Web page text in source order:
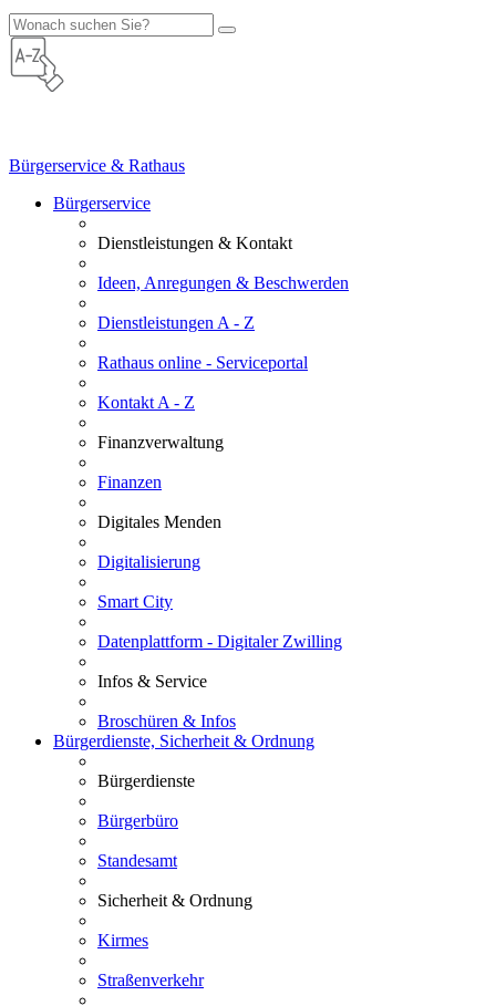
Bürgerservice & Rathaus
Bürgerservice
Dienstleistungen & Kontakt
Ideen, Anregungen & Beschwerden
Dienstleistungen A - Z
Rathaus online - Serviceportal
Kontakt A - Z
Finanzverwaltung
Finanzen
Digitales Menden
Digitalisierung
Smart City
Datenplattform - Digitaler Zwilling
Infos & Service
Broschüren & Infos
Bürgerdienste, Sicherheit & Ordnung
Bürgerdienste
Bürgerbüro
Standesamt
Sicherheit & Ordnung
Kirmes
Straßenverkehr